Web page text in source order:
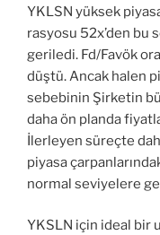
YKLSN yüksek
rasyosu 52x’den bu
geriledi. Fd/Favök
düştü. Ancak halen
sebebinin Şirketin
daha ön planda
İlerleyen süreçte
piyasa
normal seviyelere
YKSLN için ideal bir